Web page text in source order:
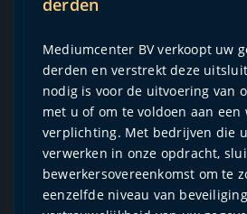
derden
Mediumcenter BV verkoopt uw
derden en verstrekt deze
nodig is voor de uitvoering van
met u of om te voldoen aan een
verplichting. Met bedrijven die
verwerken in onze opdracht,
bewerkersovereenkomst om te
eenzelfde niveau van